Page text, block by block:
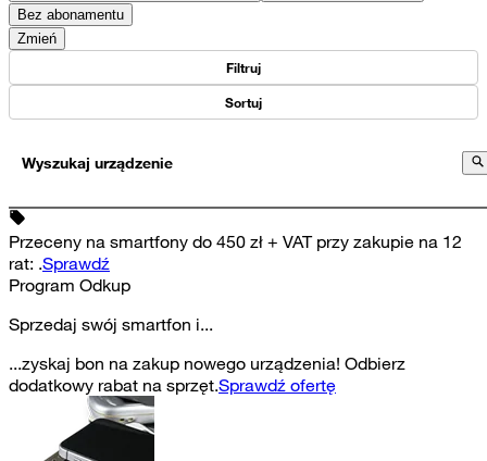
Bez abonamentu
Zmień
Filtruj
Sortuj
Wyszukaj urządzenie
Przeceny na smartfony do 450 zł + VAT przy zakupie na 12
rat: .Sprawdź
Program Odkup
Sprzedaj swój smartfon i...
...zyskaj bon na zakup nowego urządzenia! Odbierz
dodatkowy rabat na sprzęt.Sprawdź ofertę